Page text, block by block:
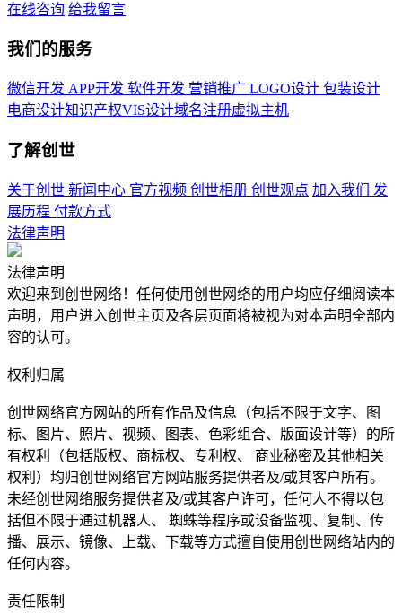
在线咨询 给我留言
我们的服务
微信开发 APP开发 软件开发 营销推广 LOGO设计 包装设计
电商设计知识产权VIS设计域名注册虚拟主机
了解创世
关于创世 新闻中心 官方视频 创世相册 创世观点 加入我们 发
展历程 付款方式
法律声明
法律声明
欢迎来到创世网络！任何使用创世网络的用户均应仔细阅读本
声明，用户进入创世主页及各层页面将被视为对本声明全部内
容的认可。
权利归属
创世网络官方网站的所有作品及信息（包括不限于文字、图
标、图片、照片、视频、图表、色彩组合、版面设计等）的所
有权利（包括版权、商标权、专利权、 商业秘密及其他相关
权利）均归创世网络官方网站服务提供者及/或其客户所有。
未经创世网络服务提供者及/或其客户许可，任何人不得以包
括但不限于通过机器人、 蜘蛛等程序或设备监视、复制、传
播、展示、镜像、上载、下载等方式擅自使用创世网络站内的
任何内容。
责任限制